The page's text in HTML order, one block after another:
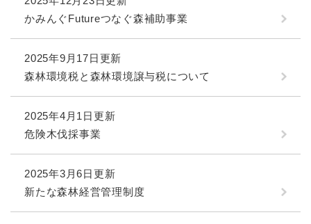
かみんぐFutureつなぐ森補助事業
2025年9月17日更新
森林環境税と森林環境譲与税について
2025年4月1日更新
危険木伐採事業
2025年3月6日更新
新たな森林経営管理制度